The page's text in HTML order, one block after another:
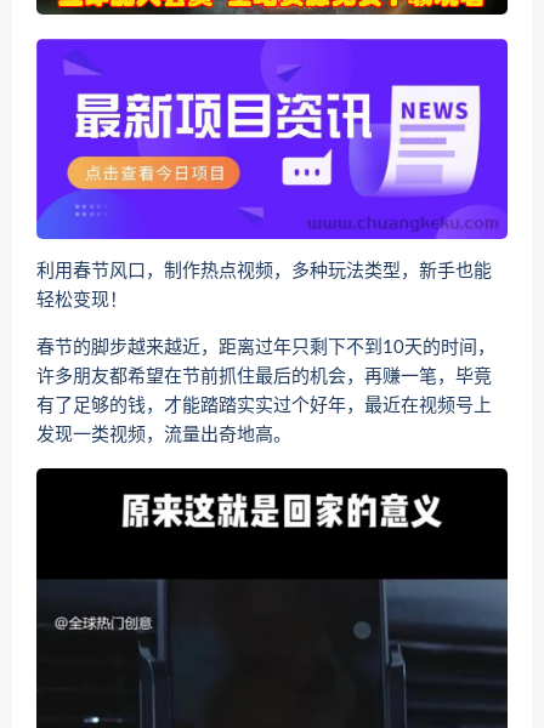
利用春节风口，制作热点视频，多种玩法类型，新手也能
轻松变现！
春节的脚步越来越近，距离过年只剩下不到10天的时间，
许多朋友都希望在节前抓住最后的机会，再赚一笔，毕竟
有了足够的钱，才能踏踏实实过个好年，最近在视频号上
发现一类视频，流量出奇地高。